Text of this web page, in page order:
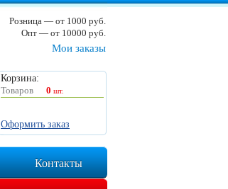
Мои заказы
Корзина:
Товаров
0 шт.
Оформить заказ
Розница — от 1000 руб.
Опт — от 10000 руб.
Контакты